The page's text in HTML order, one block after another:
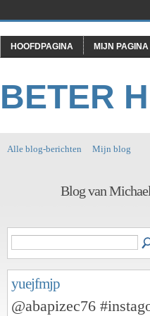
HOOFDPAGINA MIJN PAGINA
BETER
Alle blog-berichten Mijn blog
Blog van
yuejfmjp
@abapizec76